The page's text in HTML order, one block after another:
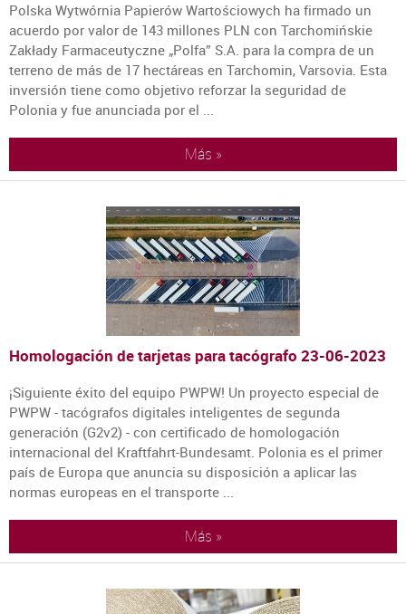
Polska Wytwórnia Papierów Wartościowych ha firmado un
acuerdo por valor de 143 millones PLN con Tarchomińskie
Zakłady Farmaceutyczne „Polfa” S.A. para la compra de un
terreno de más de 17 hectáreas en Tarchomin, Varsovia. Esta
inversión tiene como objetivo reforzar la seguridad de
Polonia y fue anunciada por el ...
Más »
Homologación de tarjetas para tacógrafo 23-06-2023
¡Siguiente éxito del equipo PWPW! Un proyecto especial de
PWPW - tacógrafos digitales inteligentes de segunda
generación (G2v2) - con certificado de homologación
internacional del Kraftfahrt-Bundesamt. Polonia es el primer
país de Europa que anuncia su disposición a aplicar las
normas europeas en el transporte ...
Más »